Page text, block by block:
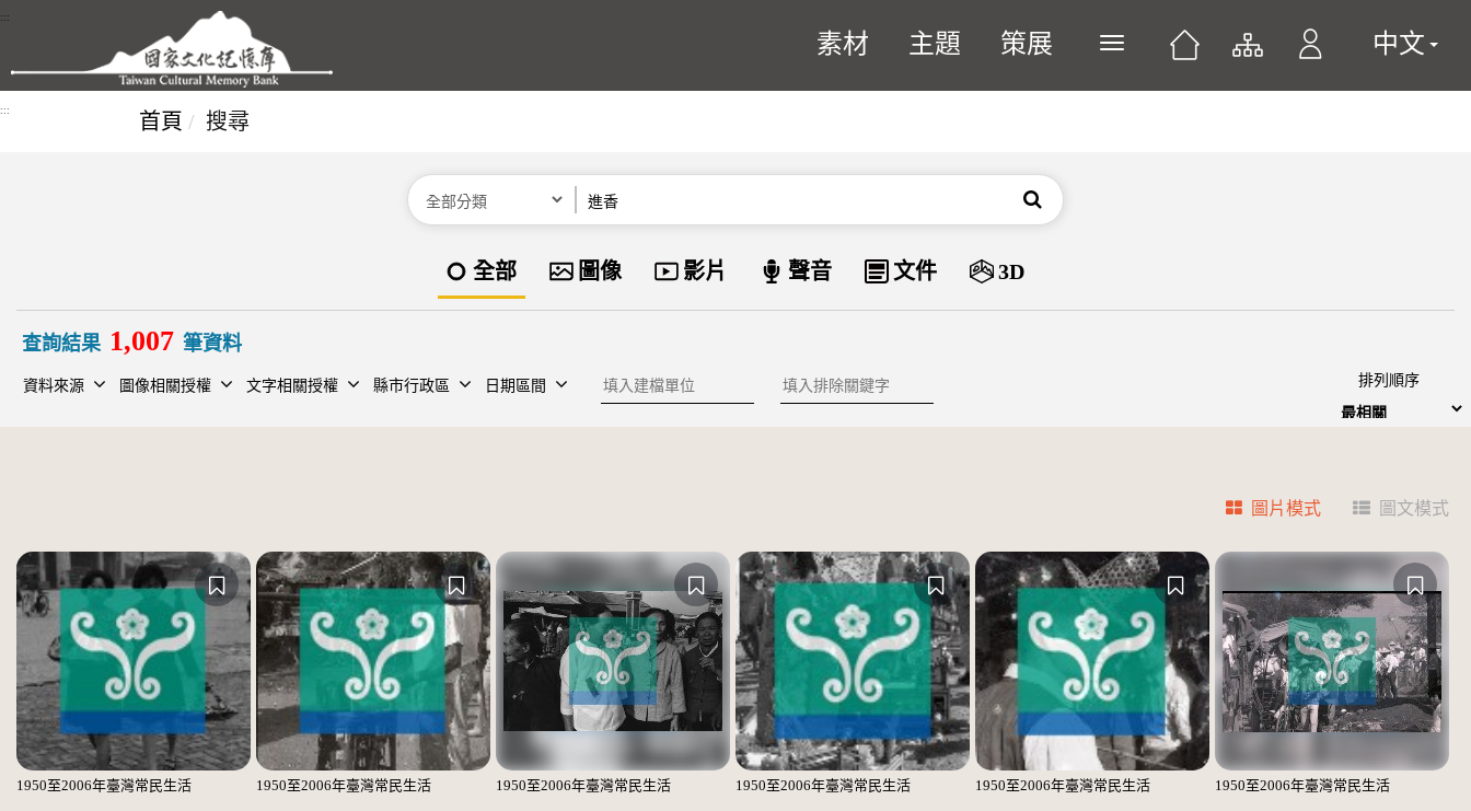
跳到主要內容區塊
:::
素材 主題 策展 展開或關閉主選單 中文
::: 首頁 搜尋
分類 搜尋
資料類型
全部 圖像 影片 聲音 文件 3D
查詢結果 1,007 筆資料
資料來源 圖像相關授權 文字相關授權 縣市行政區 日期區間 建檔單位 排除關鍵字 排列順序
圖片模式 圖文模式
1950至2006年臺灣常民生活 1950至2006年臺灣常民生活 1950至2006年臺灣常民生活 1950至2006年臺灣常民生活 1950至2006年臺灣常民生活 1950至2006年臺灣常民生活